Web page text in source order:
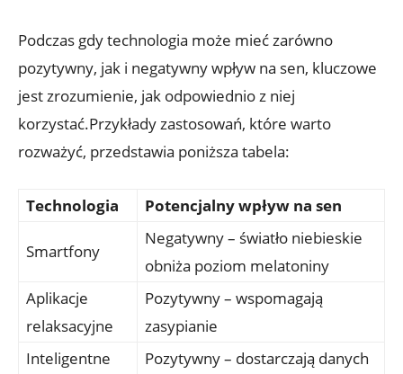
Podczas gdy technologia może mieć zarówno
pozytywny, jak i negatywny wpływ na sen, kluczowe
jest zrozumienie, jak odpowiednio z niej
korzystać.Przykłady zastosowań, które warto
rozważyć, przedstawia poniższa tabela:
Technologia Potencjalny wpływ na sen
Smartfony
Negatywny – światło niebieskie
obniża poziom melatoniny
Aplikacje
relaksacyjne
Pozytywny – wspomagają
zasypianie
Inteligentne
Pozytywny – dostarczają danych